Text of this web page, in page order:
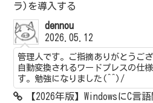
ラ)を導入する
dennou
2026.05.12
管理人です。ご指摘ありがとうご
自動変換されるワードプレスの仕
す。勉強になりました(^^)/
【2026年版】WindowsにC言